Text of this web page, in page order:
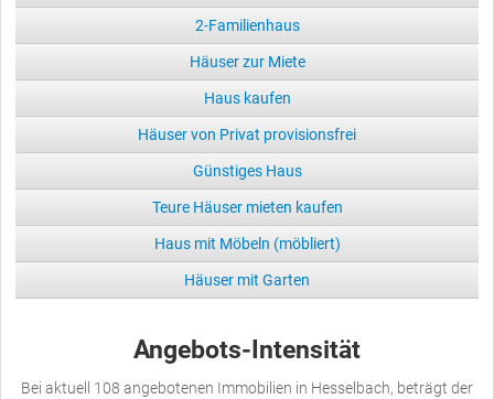
2-Familienhaus
Häuser zur Miete
Haus kaufen
Häuser von Privat provisionsfrei
Günstiges Haus
Teure Häuser mieten kaufen
Haus mit Möbeln (möbliert)
Häuser mit Garten
Angebots-Intensität
Bei aktuell 108 angebotenen Immobilien in Hesselbach, beträgt der